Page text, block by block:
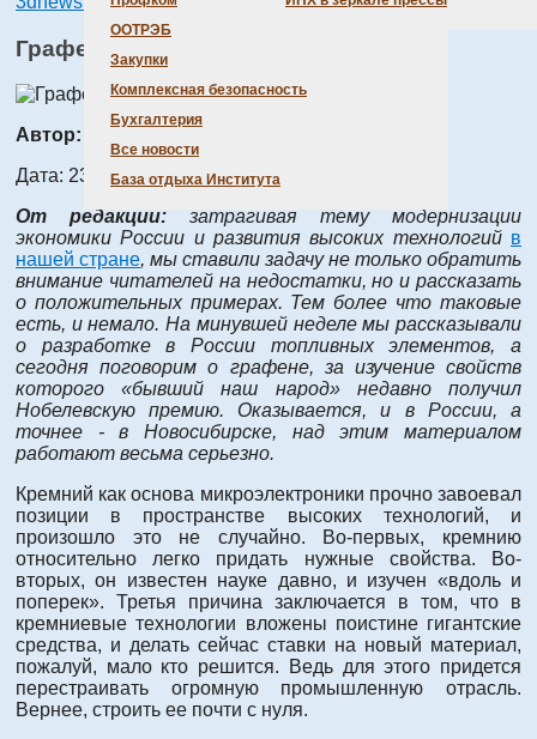
ООТРЭБ
Закупки
Комплексная безопасность
Бухгалтерия
Все новости
База отдыха Института
Графен: мифы и реальность
Автор:
Дата: 23.11.2010
От редакции:
затрагивая тему модернизации
экономики России и развития высоких технологий в
нашей стране, мы ставили задачу не только обратить
внимание читателей на недостатки, но и рассказать
о положительных примерах. Тем более что таковые
есть, и немало. На минувшей неделе мы рассказывали
о разработке в России топливных элементов, а
сегодня поговорим о графене, за изучение свойств
которого «бывший наш народ» недавно получил
Нобелевскую премию. Оказывается, и в России, а
точнее - в Новосибирске, над этим материалом
работают весьма серьезно.
Кремний как основа микроэлектроники прочно завоевал
позиции в пространстве высоких технологий, и
произошло это не случайно. Во-первых, кремнию
относительно легко придать нужные свойства. Во-
вторых, он известен науке давно, и изучен «вдоль и
поперек». Третья причина заключается в том, что в
кремниевые технологии вложены поистине гигантские
средства, и делать сейчас ставки на новый материал,
пожалуй, мало кто решится. Ведь для этого придется
перестраивать огромную промышленную отрасль.
Вернее, строить ее почти с нуля.